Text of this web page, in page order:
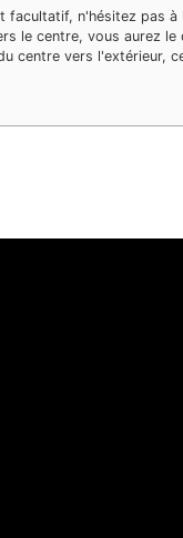
facultatif, n'hésitez pas à
le centre, vous aurez le
centre vers l'extérieur,